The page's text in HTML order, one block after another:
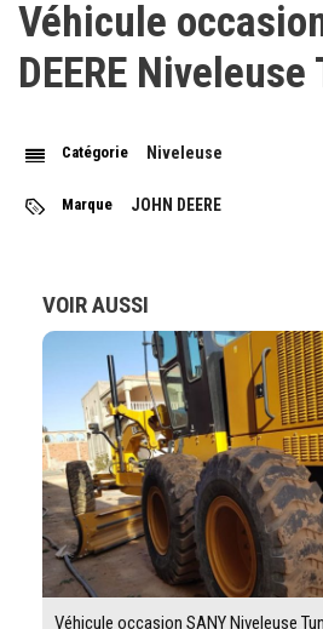
Véhicule
DEERE
Catégorie Niveleuse
Marque JOHN DEERE
VOIR AUSSI
Véhicule occasion SANY Niveleuse